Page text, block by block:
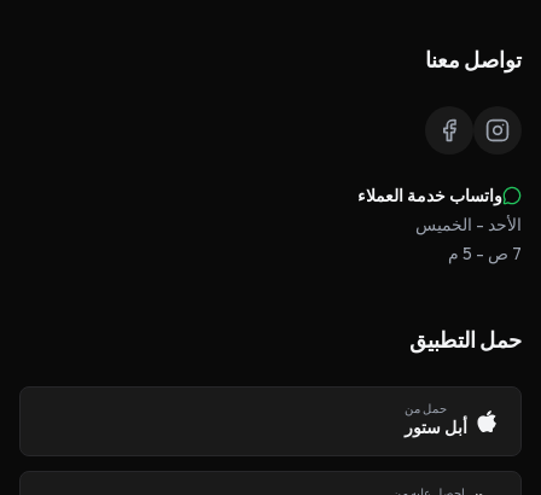
تواصل معنا
واتساب خدمة العملاء
الأحد - الخميس
7 ص - 5 م
حمل التطبيق
حمل من
أبل ستور